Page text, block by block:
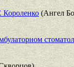
Короленко (Ангел